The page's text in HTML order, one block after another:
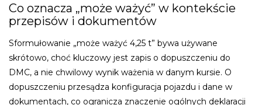
Co oznacza „może ważyć” w kontekście
przepisów i dokumentów
Sformułowanie „może ważyć 4,25 t” bywa używane
skrótowo, choć kluczowy jest zapis o dopuszczeniu do
DMC, a nie chwilowy wynik ważenia w danym kursie. O
dopuszczeniu przesądza konfiguracja pojazdu i dane w
dokumentach, co ogranicza znaczenie ogólnych deklaracji